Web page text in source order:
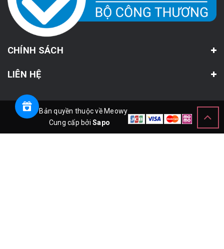
CHÍNH SÁCH
LIÊN HỆ
© Bản quyền thuộc về Meowy
Cung cấp bởiSapo